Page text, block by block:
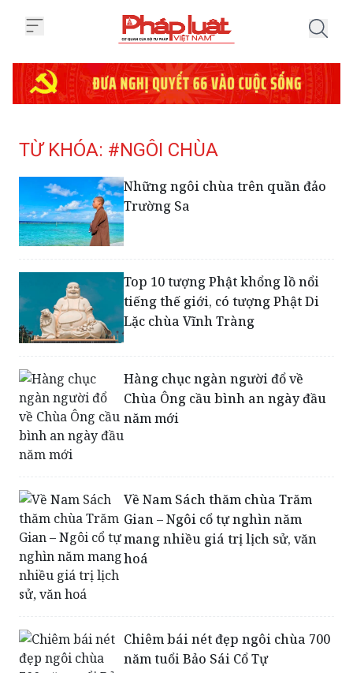
TỪ KHÓA: #NGÔI CHÙA
Những ngôi chùa trên quần đảo
Trường Sa
Top 10 tượng Phật khổng lồ nổi
tiếng thế giới, có tượng Phật Di
Lặc chùa Vĩnh Tràng
Hàng chục ngàn người đổ về
Chùa Ông cầu bình an ngày đầu
năm mới
Về Nam Sách thăm chùa Trăm
Gian – Ngôi cổ tự nghìn năm
mang nhiều giá trị lịch sử, văn
hoá
Chiêm bái nét đẹp ngôi chùa 700
năm tuổi Bảo Sái Cổ Tự